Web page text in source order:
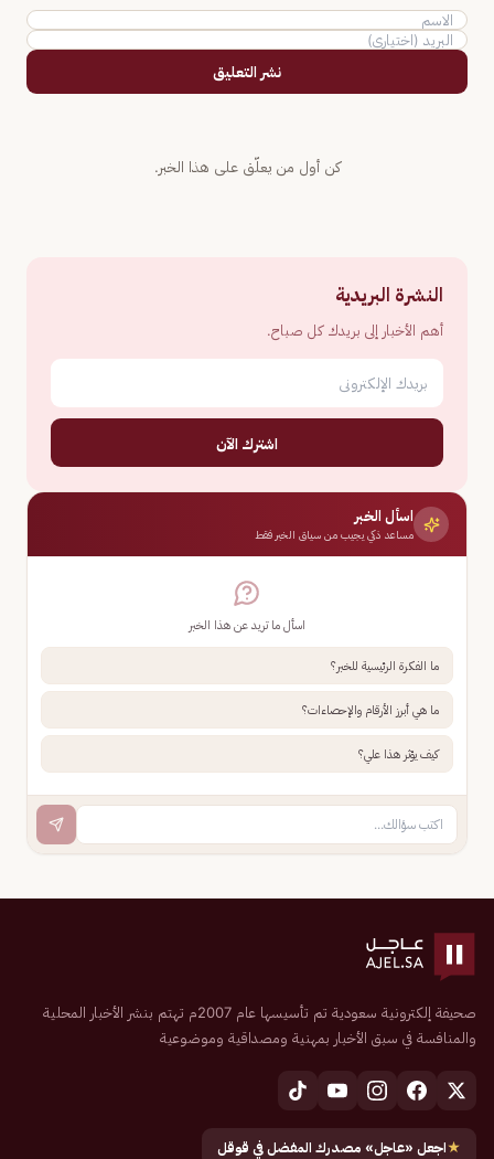
نشر التعليق
كن أول من يعلّق على هذا الخبر.
النشرة البريدية
أهم الأخبار إلى بريدك كل صباح.
اشترك الآن
اسأل الخبر
مساعد ذكي يجيب من سياق الخبر فقط
اسأل ما تريد عن هذا الخبر
ما الفكرة الرئيسية للخبر؟
ما هي أبرز الأرقام والإحصاءات؟
كيف يؤثر هذا علي؟
صحيفة إلكترونية سعودية تم تأسيسها عام 2007م تهتم بنشر الأخبار المحلية
والمنافسة في سبق الأخبار بمهنية ومصداقية وموضوعية
★اجعل «عاجل» مصدرك المفضل في قوقل